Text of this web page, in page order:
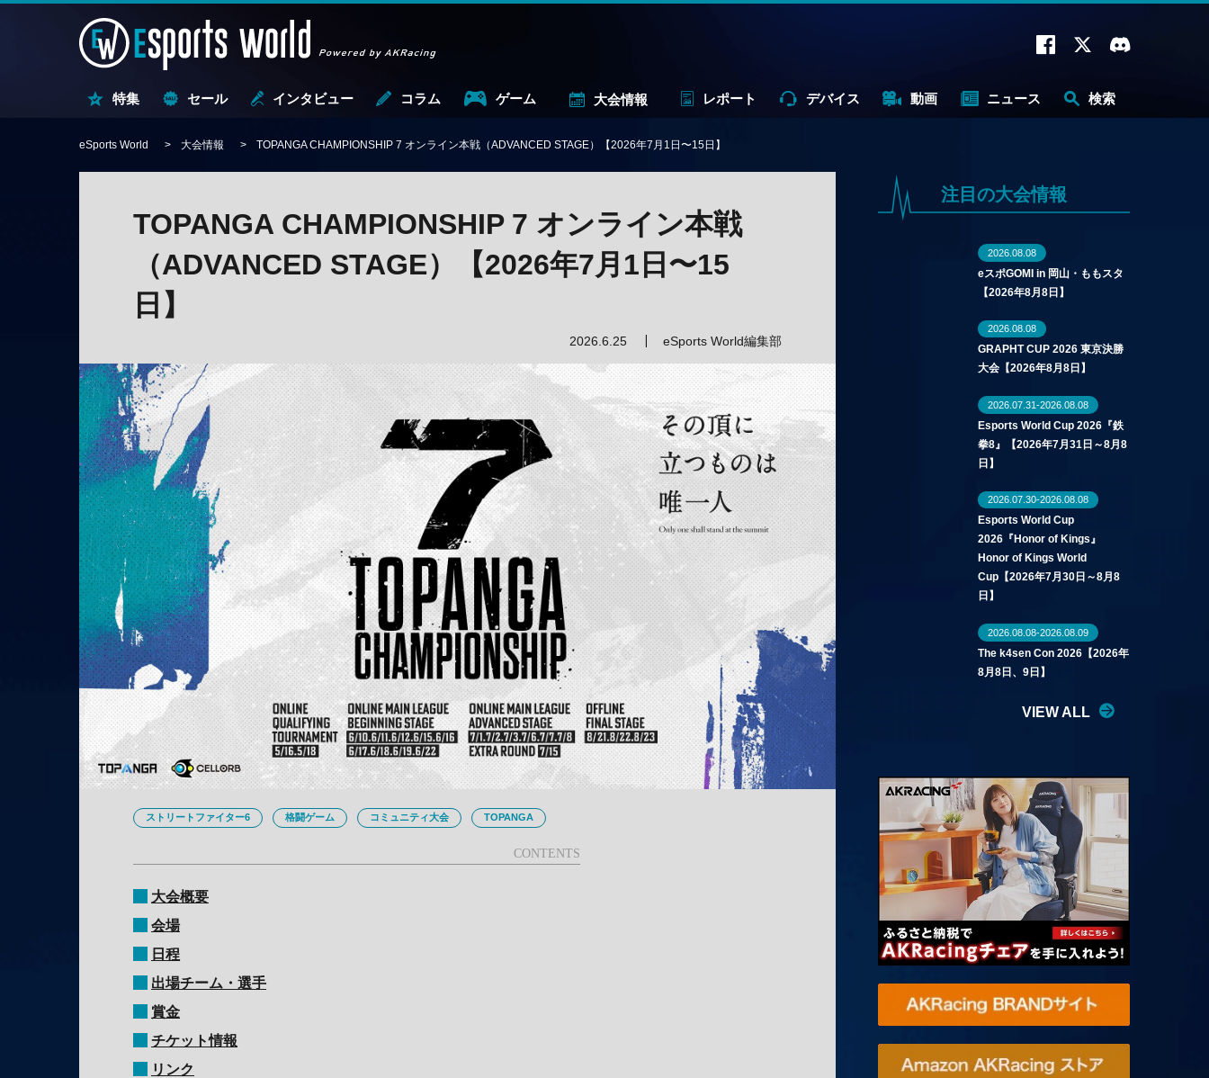
特集 セール インタビュー コラム ゲーム 大会情報 レポート デバイス 動画 ニュース 検索
eSports World 大会情報 TOPANGA CHAMPIONSHIP 7 オンライン本戦（ADVANCED STAGE）【2026年7月1日〜15日】
TOPANGA CHAMPIONSHIP 7 オンライン本戦
（ADVANCED STAGE）【2026年7月1日〜15
日】
2026.6.25 eSports World編集部
ストリートファイター6 格闘ゲーム コミュニティ大会 TOPANGA
大会概要
会場
日程
出場チーム・選手
賞金
チケット情報
リンク
注目の大会情報
2026.08.08
eスポGOMI in 岡山・ももスタ
【2026年8月8日】
2026.08.08
GRAPHT CUP 2026 東京決勝
大会【2026年8月8日】
2026.07.31-2026.08.08
Esports World Cup 2026『鉄
拳8』【2026年7月31日～8月8
日】
2026.07.30-2026.08.08
Esports World Cup
2026『Honor of Kings』
Honor of Kings World
Cup【2026年7月30日～8月8
日】
2026.08.08-2026.08.09
The k4sen Con 2026【2026年
8月8日、9日】
VIEW ALL